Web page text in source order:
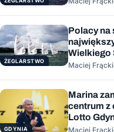
ŻEGLARSTWO
Polacy na
Wielkiego
Maciej
GDYNIA
Marina
centrum z
Lotto
Maciej